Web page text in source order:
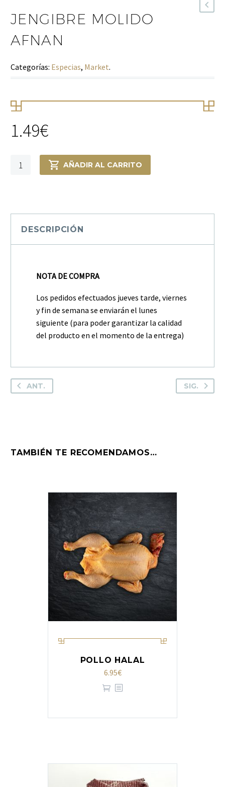
JENGIBRE MOLIDO
AFNAN
Categorías: Especias, Market.
1.49€
Jengibre
AÑADIR AL CARRITO
DESCRIPCIÓN
NOTA DE COMPRA
Los pedidos efectuados jueves tarde, viernes
y fin de semana se enviarán el lunes
siguiente (para poder garantizar la calidad
del producto en el momento de la entrega)
ANT. SIG.
TAMBIÉN TE RECOMENDAMOS…
POLLO HALAL
6.95€